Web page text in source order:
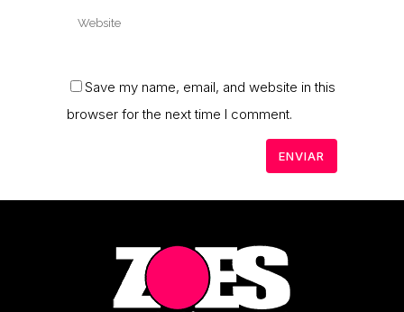
Save my name, email, and website in this
browser for the next time I comment.